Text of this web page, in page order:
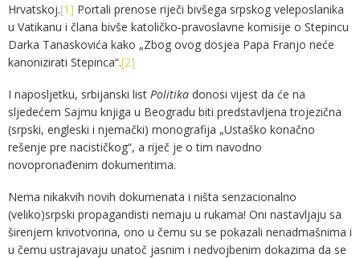
Hrvatskoj.[1] Portali prenose riječi bivšega srpskog veleposlanika
u Vatikanu i člana bivše katoličko-pravoslavne komisije o Stepincu
Darka Tanaskovića kako „Zbog ovog dosjea Papa Franjo neće
kanonizirati Stepinca“.[2]
I naposljetku, srbijanski list Politika donosi vijest da će na
sljedećem Sajmu knjiga u Beogradu biti predstavljena trojezična
(srpski, engleski i njemački) monografija „Ustaško konačno
rešenje pre nacističkog“, a riječ je o tim navodno
novopronađenim dokumentima.
Nema nikakvih novih dokumenata i ništa senzacionalno
(veliko)srpski propagandisti nemaju u rukama! Oni nastavljaju sa
širenjem krivotvorina, ono u čemu su se pokazali nenadmašnima i
u čemu ustrajavaju unatoč jasnim i nedvojbenim dokazima da se